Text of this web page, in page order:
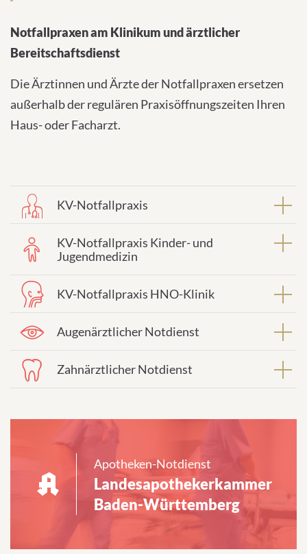
Notfallpraxen am Klinikum und ärztlicher
Bereitschaftsdienst
Die Ärztinnen und Ärzte der Notfallpraxen ersetzen
außerhalb der regulären Praxisöffnungszeiten Ihren
Haus- oder Facharzt.
KV-Notfallpraxis
KV-Notfallpraxis Kinder- und
Jugendmedizin
KV-Notfallpraxis HNO-Klinik
Augenärztlicher Notdienst
Zahnärztlicher Notdienst
Apotheken-Notdienst
Landesapothekerkammer
Baden-Württemberg